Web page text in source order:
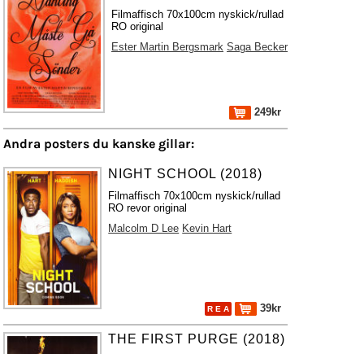
Filmaffisch 70x100cm nyskick/rullad
RO original
Ester Martin Bergsmark Saga Becker
249kr
Andra posters du kanske gillar:
NIGHT SCHOOL (2018)
Filmaffisch 70x100cm nyskick/rullad
RO revor original
Malcolm D Lee Kevin Hart
R E A 39kr
THE FIRST PURGE (2018)